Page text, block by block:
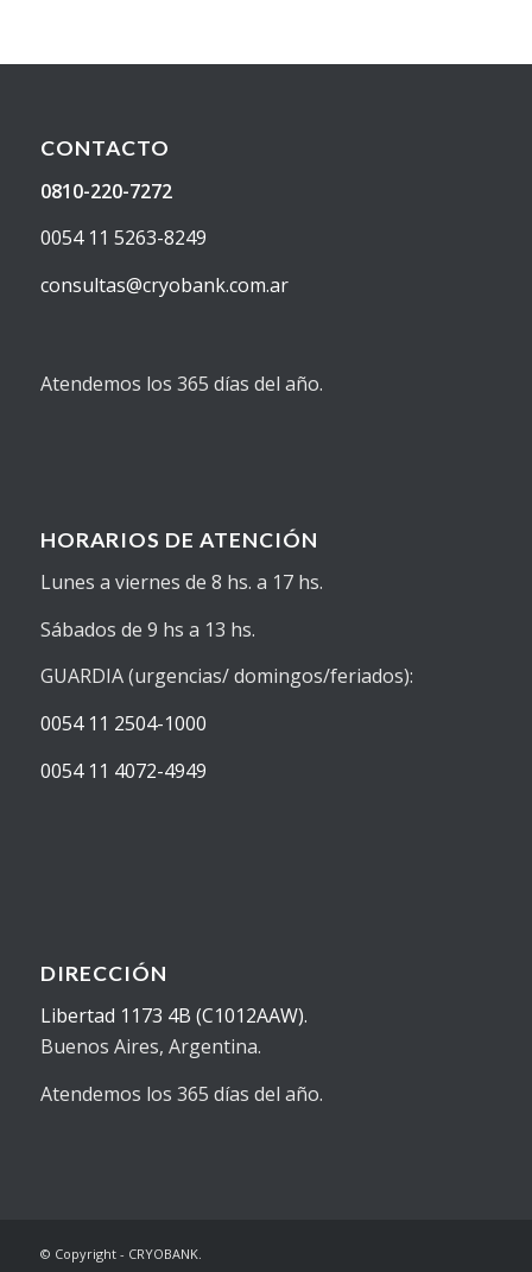
CONTACTO
0810-220-7272
0054 11 5263-8249
consultas@cryobank.com.ar
Atendemos los 365 días del año.
HORARIOS DE ATENCIÓN
Lunes a viernes de 8 hs. a 17 hs.
Sábados de 9 hs a 13 hs.
GUARDIA (urgencias/ domingos/feriados):
0054 11 2504-1000
0054 11 4072-4949
DIRECCIÓN
Libertad 1173 4B (C1012AAW).
Buenos Aires, Argentina.
Atendemos los 365 días del año.
© Copyright - CRYOBANK.